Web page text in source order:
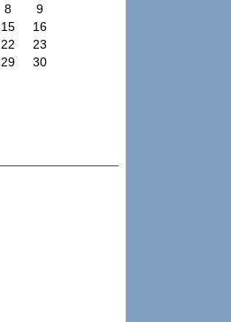
8
9
15
16
22
23
29
30